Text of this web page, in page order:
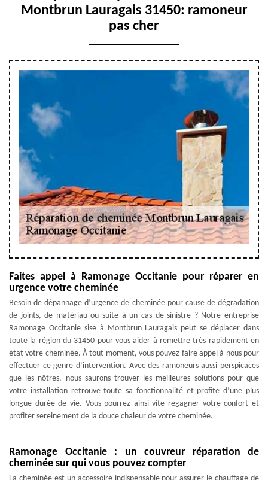
Montbrun Lauragais 31450: ramoneur
pas cher
Faites appel à Ramonage Occitanie pour réparer en
urgence votre cheminée
Besoin de dépannage d’urgence de cheminée pour cause de dégradation
de joints, de matériau ou suite à un cas de sinistre ? Notre entreprise
Ramonage Occitanie sise à Montbrun Lauragais peut se déplacer dans
toute la région du 31450 pour vous aider à remettre très rapidement en
état votre cheminée. À tout moment, vous pouvez faire appel à nous pour
effectuer ce genre d’intervention. Avec des ramoneurs aussi perspicaces
que les nôtres, nous saurons trouver les meilleures solutions pour que
votre installation retrouve toute sa fonctionnalité et profite d’une plus
longue durée de vie. Vous pourrez ainsi vite regagner votre confort et
profiter sereinement de la douce chaleur de votre cheminée.
Ramonage Occitanie : un couvreur réparation de
cheminée sur qui vous pouvez compter